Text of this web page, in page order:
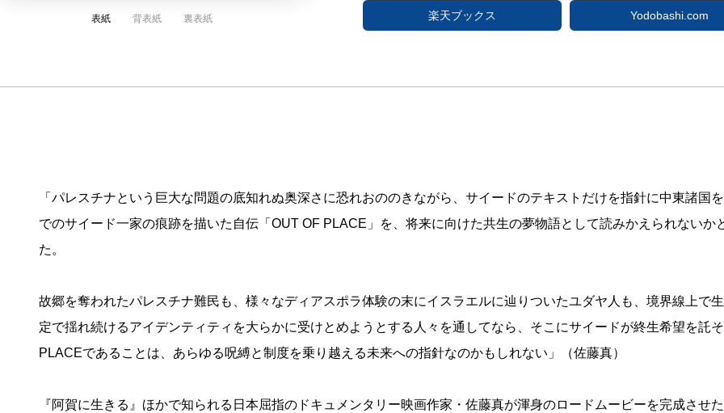
表紙 背表紙 裏表紙 楽天ブックス Yodobashi.com
「パレスチナという巨大な問題の底知れぬ奥深さに恐れおののきながら、サイードのテキストだけを指針に中東諸国
でのサイード一家の痕跡を描いた自伝「OUT OF PLACE」を、将来に向けた共生の夢物語として読みかえられないか
た。
故郷を奪われたパレスチナ難民も、様々なディアスポラ体験の末にイスラエルに辿りついたユダヤ人も、境界線上で
定で揺れ続けるアイデンティティを大らかに受けとめようとする人々を通してなら、そこにサイードが終生希望を託
PLACEであることは、あらゆる呪縛と制度を乗り越える未来への指針なのかもしれない」（佐藤真）
『阿賀に生きる』ほかで知られる日本屈指のドキュメンタリー映画作家・佐藤真が渾身のロードムービーを完成させ